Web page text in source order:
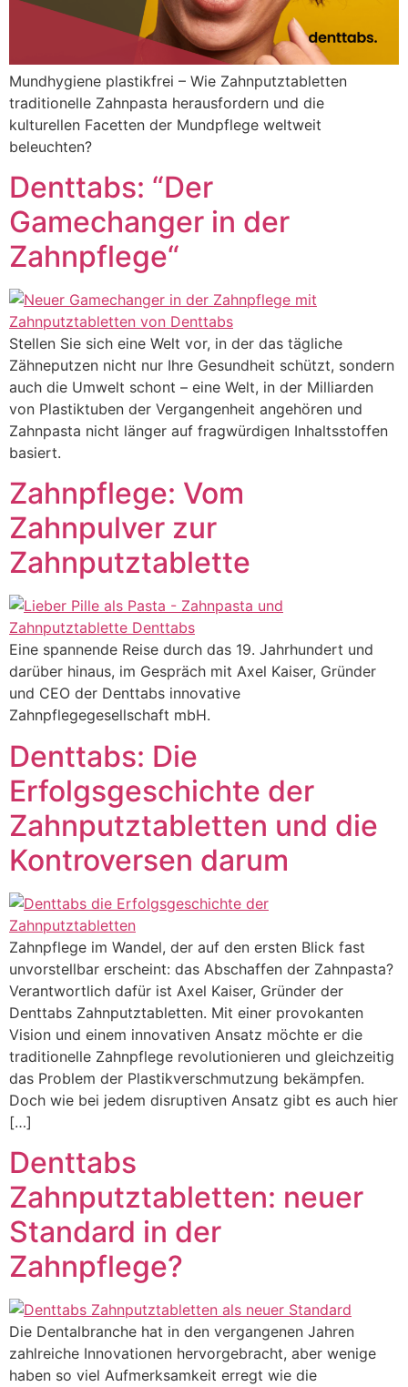
Mundhygiene plastikfrei – Wie Zahnputztabletten
traditionelle Zahnpasta herausfordern und die
kulturellen Facetten der Mundpflege weltweit
beleuchten?
Denttabs: “Der
Gamechanger in der
Zahnpflege“
Stellen Sie sich eine Welt vor, in der das tägliche
Zähneputzen nicht nur Ihre Gesundheit schützt, sondern
auch die Umwelt schont – eine Welt, in der Milliarden
von Plastiktuben der Vergangenheit angehören und
Zahnpasta nicht länger auf fragwürdigen Inhaltsstoffen
basiert.
Zahnpflege: Vom
Zahnpulver zur
Zahnputztablette
Eine spannende Reise durch das 19. Jahrhundert und
darüber hinaus, im Gespräch mit Axel Kaiser, Gründer
und CEO der Denttabs innovative
Zahnpflegegesellschaft mbH.
Denttabs: Die
Erfolgsgeschichte der
Zahnputztabletten und die
Kontroversen darum
Zahnpflege im Wandel, der auf den ersten Blick fast
unvorstellbar erscheint: das Abschaffen der Zahnpasta?
Verantwortlich dafür ist Axel Kaiser, Gründer der
Denttabs Zahnputztabletten. Mit einer provokanten
Vision und einem innovativen Ansatz möchte er die
traditionelle Zahnpflege revolutionieren und gleichzeitig
das Problem der Plastikverschmutzung bekämpfen.
Doch wie bei jedem disruptiven Ansatz gibt es auch hier
[…]
Denttabs
Zahnputztabletten: neuer
Standard in der
Zahnpflege?
Die Dentalbranche hat in den vergangenen Jahren
zahlreiche Innovationen hervorgebracht, aber wenige
haben so viel Aufmerksamkeit erregt wie die